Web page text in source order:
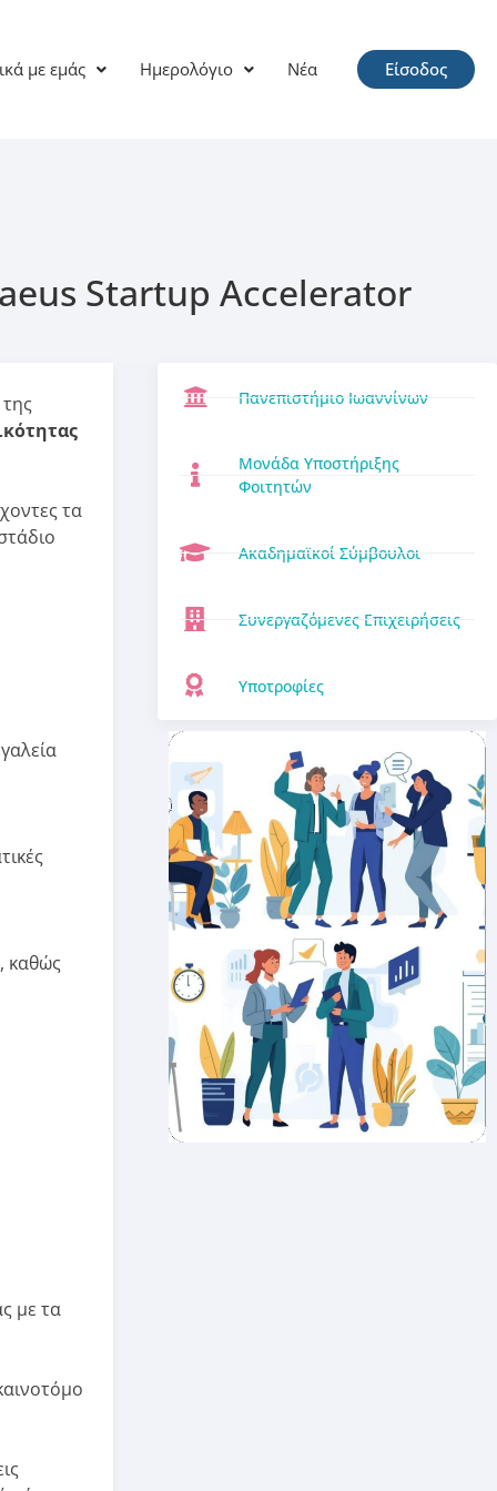
με εμάς Ημερολόγιο Νέα Είσοδος
Startup Accelerator
τα
καθώς
με τα
Πανεπιστήμιο Ιωαννίνων
Μονάδα Υποστήριξης
Φοιτητών
Ακαδημαϊκοί Σύμβουλοι
Συνεργαζόμενες Επιχειρήσεις
Υποτροφίες